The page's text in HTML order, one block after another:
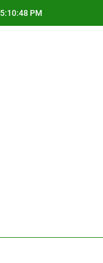
5:10:49 PM